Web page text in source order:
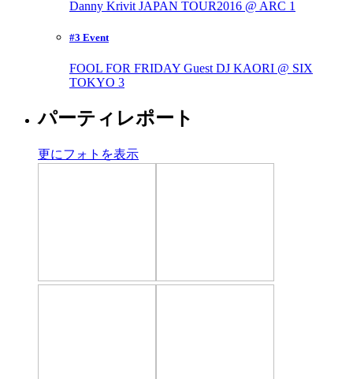
Danny Krivit JAPAN TOUR2016 @ ARC 1
#3 Event
FOOL FOR FRIDAY Guest DJ KAORI @ SIX
TOKYO 3
パーティレポート
更にフォトを表示